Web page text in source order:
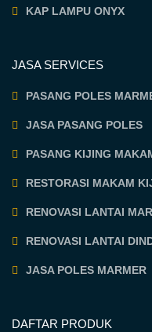
KAP LAMPU ONYX
JASA SERVICES
PASANG POLES
JASA PASANG POLES
PASANG KIJING
RESTORASI MAKAM
RENOVASI LANTAI
RENOVASI LANTAI
JASA POLES MARMER
DAFTAR PRODUK